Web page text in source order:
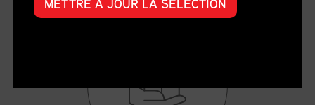
METTRE À JOUR LA SÉLECTION